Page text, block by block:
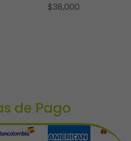
$38,000
de Pago